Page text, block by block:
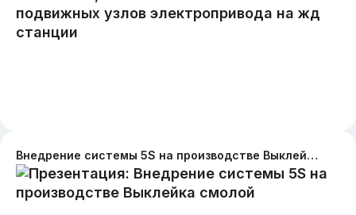
Внедрение системы 5S на производстве Выклейка смолой